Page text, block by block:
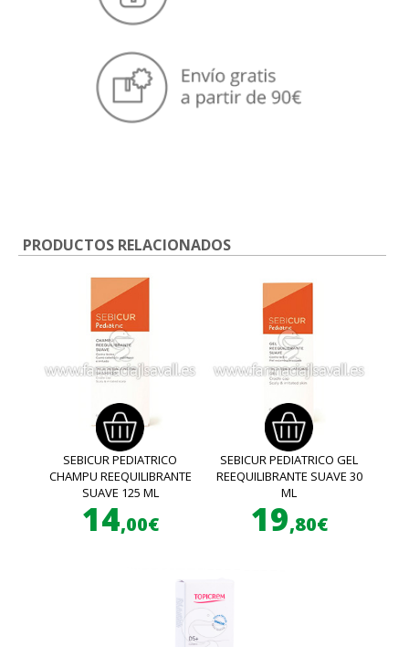
PRODUCTOS RELACIONADOS
SEBICUR PEDIATRICO
CHAMPU REEQUILIBRANTE
SUAVE 125 ML
14,00€
SEBICUR PEDIATRICO GEL
REEQUILIBRANTE SUAVE 30
ML
19,80€